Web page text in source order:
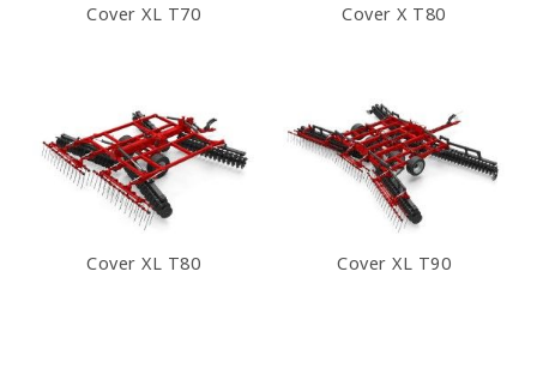
Cover XL T70 Cover X T80
Cover XL T80 Cover XL T90